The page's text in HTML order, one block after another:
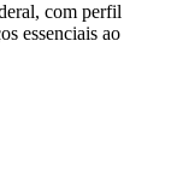
com perfil
essenciais ao